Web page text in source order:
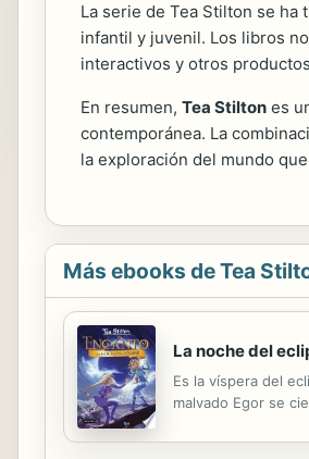
La serie de Tea Stilton se
infantil y juvenil. Los libros
interactivos y otros
En resumen, Tea Stilton es
contemporánea. La
la exploración del mundo
Más ebooks de Tea
La noche del
Es la víspera del
malvado Egor se